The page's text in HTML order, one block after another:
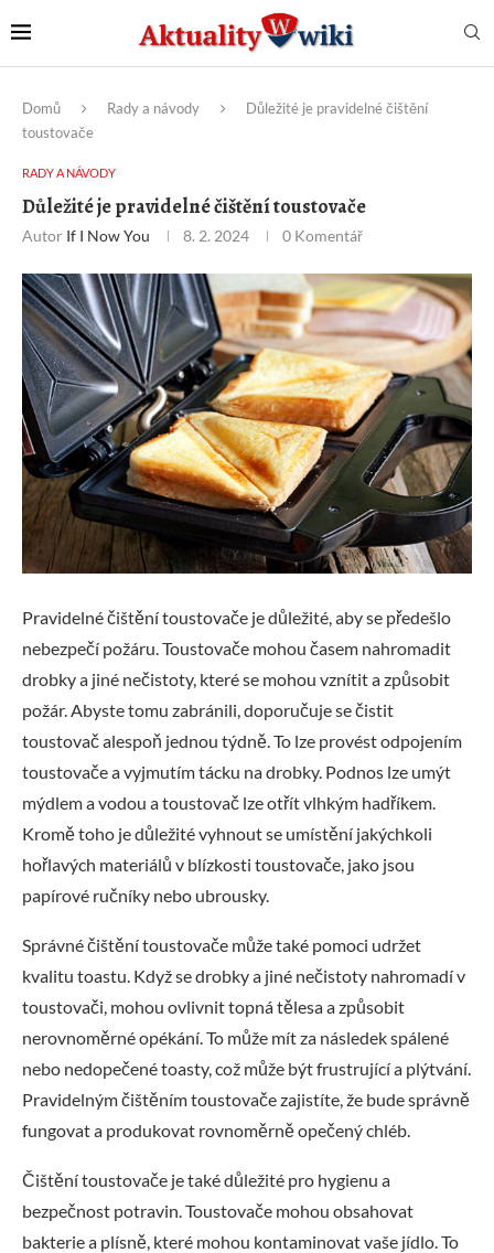
Domů Rady a návody
Důležité je pravidelné čištění
toustovače
RADY A NÁVODY
Důležité je pravidelné čištění toustovače
Autor If I Now You 8. 2. 2024 0 Komentář
Pravidelné čištění toustovače je důležité, aby se předešlo
nebezpečí požáru. Toustovače mohou časem nahromadit
drobky a jiné nečistoty, které se mohou vznítit a způsobit
požár. Abyste tomu zabránili, doporučuje se čistit
toustovač alespoň jednou týdně. To lze provést odpojením
toustovače a vyjmutím tácku na drobky. Podnos lze umýt
mýdlem a vodou a toustovač lze otřít vlhkým hadříkem.
Kromě toho je důležité vyhnout se umístění jakýchkoli
hořlavých materiálů v blízkosti toustovače, jako jsou
papírové ručníky nebo ubrousky.
Správné čištění toustovače může také pomoci udržet
kvalitu toastu. Když se drobky a jiné nečistoty nahromadí v
toustovači, mohou ovlivnit topná tělesa a způsobit
nerovnoměrné opékání. To může mít za následek spálené
nebo nedopečené toasty, což může být frustrující a plýtvání.
Pravidelným čištěním toustovače zajistíte, že bude správně
fungovat a produkovat rovnoměrně opečený chléb.
Čištění toustovače je také důležité pro hygienu a
bezpečnost potravin. Toustovače mohou obsahovat
bakterie a plísně, které mohou kontaminovat vaše jídlo. To